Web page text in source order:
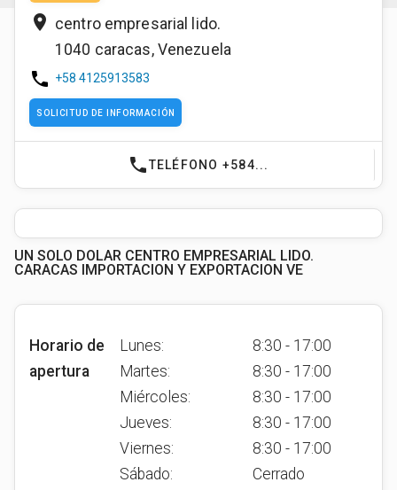
place centro empresarial lido.
1040 caracas, Venezuela
phone +58 4125913583
SOLICITUD DE INFORMACIÓN
phoneTELÉFONO +584...
UN SOLO DOLAR CENTRO EMPRESARIAL LIDO.
CARACAS IMPORTACION Y EXPORTACION VE
Horario de
apertura
Lunes:
8:30 - 17:00
Martes:
8:30 - 17:00
Miércoles:
8:30 - 17:00
Jueves:
8:30 - 17:00
Viernes:
8:30 - 17:00
Sábado:
Cerrado